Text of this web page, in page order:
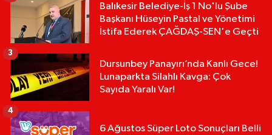
Balıkesir Belediye-İş 1 No'lu Şube
Başkanı Hüseyin Pastal ve Yönetimi
İstifa Ederek ÇAĞDAŞ-SEN'e Geçti
Dursunbey Panayırı’nda Kanlı Gece!
Lunaparkta Silahlı Kavga: Çok
Sayıda Yaralı Var!
3
6 Ağustos Süper Loto Sonuçları Belli
4